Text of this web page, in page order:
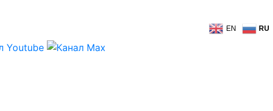
EN RU